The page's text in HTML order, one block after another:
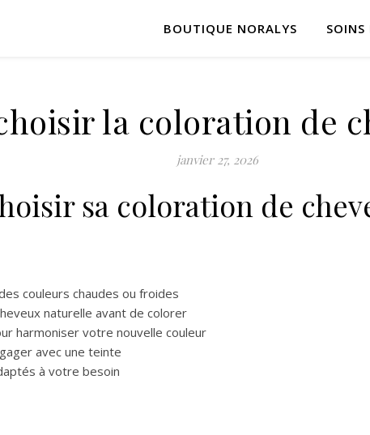
BOUTIQUE NORALYS
la coloration de
janvier 27, 2026
sa coloration de
couleurs chaudes ou froides
naturelle avant de colorer
harmoniser votre nouvelle couleur
avec une teinte
à votre besoin